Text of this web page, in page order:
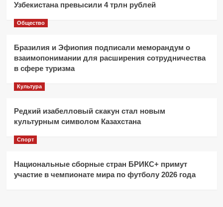
Узбекистана превысили 4 трлн рублей
Общество
Бразилия и Эфиопия подписали меморандум о
взаимопонимании для расширения сотрудничества
в сфере туризма
Культура
Редкий изабелловый скакун стал новым
культурным символом Казахстана
Спорт
Национальные сборные стран БРИКС+ примут
участие в чемпионате мира по футболу 2026 года